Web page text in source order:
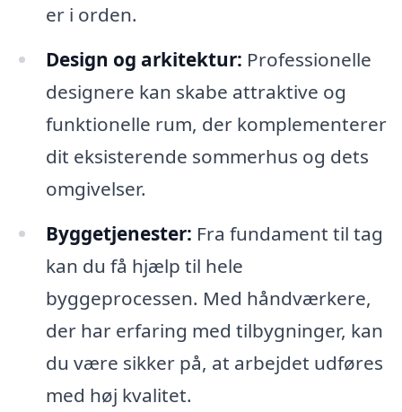
er i orden.
Design og arkitektur: Professionelle
designere kan skabe attraktive og
funktionelle rum, der komplementerer
dit eksisterende sommerhus og dets
omgivelser.
Byggetjenester: Fra fundament til tag
kan du få hjælp til hele
byggeprocessen. Med håndværkere,
der har erfaring med tilbygninger, kan
du være sikker på, at arbejdet udføres
med høj kvalitet.